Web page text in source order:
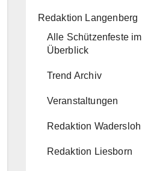
Redaktion Langenberg
Alle Schützenfeste im
Überblick
Trend Archiv
Veranstaltungen
Redaktion Wadersloh
Redaktion Liesborn